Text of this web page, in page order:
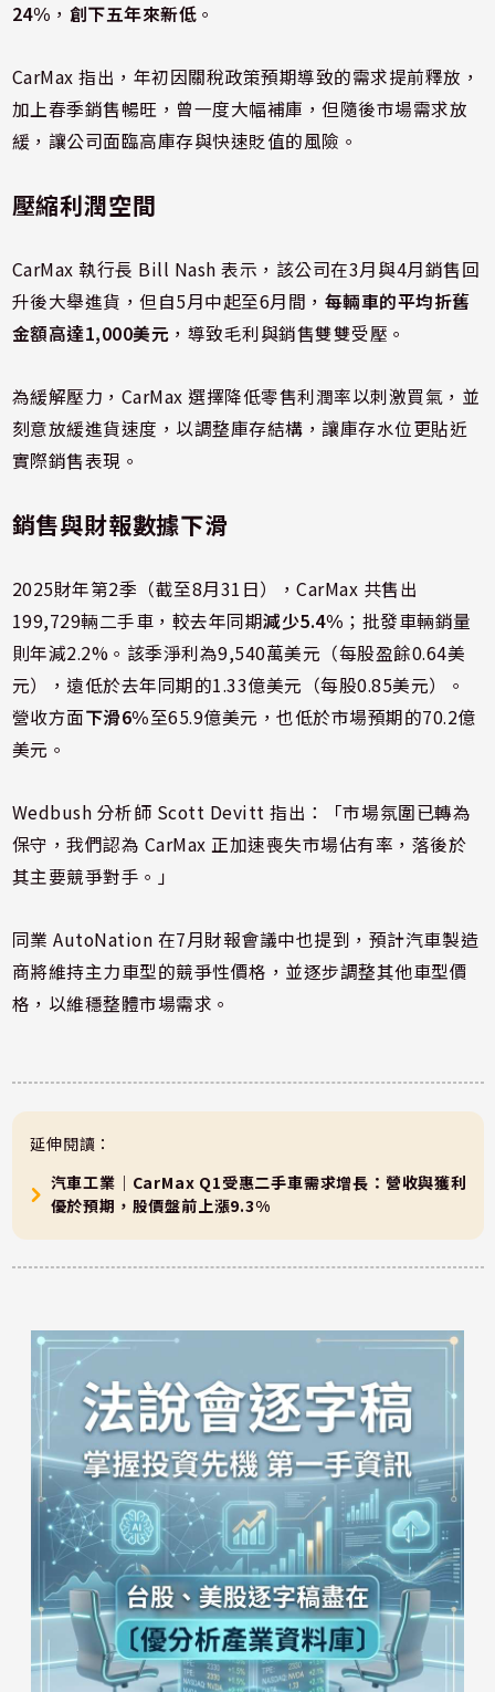
24% ， 創下五年來新低 。
CarMax 指出，年初因關稅政策預期導致的需求提前釋放，
加上春季銷售暢旺，曾一度大幅補庫，但隨後市場需求放
緩，讓公司面臨高庫存與快速貶值的風險。
壓縮利潤空間
CarMax 執行長 Bill Nash 表示，該公司在3月與4月銷售回
升後大舉進貨，但自5月中起至6月間， 每輛車的平均折舊
金額高達1,000美元 ，導致毛利與銷售雙雙受壓。
為緩解壓力，CarMax 選擇降低零售利潤率以刺激買氣，並
刻意放緩進貨速度，以調整庫存結構，讓庫存水位更貼近
實際銷售表現。
銷售與財報數據下滑
2025財年第2季（截至8月31日），CarMax 共售出
199,729輛二手車，較去年同期減少5.4% ；批發車輛銷量
則年減2.2%。該季淨利為9,540萬美元（每股盈餘0.64美
元），遠低於去年同期的1.33億美元（每股0.85美元）。
營收方面下滑6%至65.9億美元，也低於市場預期的70.2億
美元。
Wedbush 分析師 Scott Devitt 指出：「市場氛圍已轉為
保守，我們認為 CarMax 正加速喪失市場佔有率，落後於
其主要競爭對手。」
同業 AutoNation 在7月財報會議中也提到，預計汽車製造
商將維持主力車型的競爭性價格，並逐步調整其他車型價
格，以維穩整體市場需求。
延伸閱讀：
汽車工業｜CarMax Q1受惠二手車需求增長：營收與獲利
優於預期，股價盤前上漲9.3%